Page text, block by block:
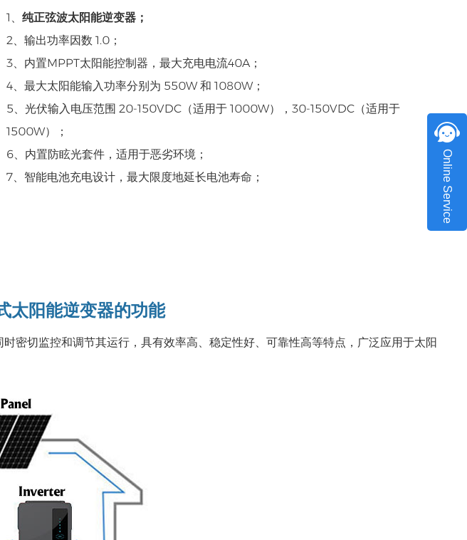
1、 纯正弦波太阳能逆变器；
2、输出功率因数 1.0；
3、内置MPPT太阳能控制器，最大充电电流40A；
4、最大太阳能输入功率分别为 550W 和 1080W；
5、光伏输入电压范围 20-150VDC（适用于 1000W），30-150VDC（适用于
1500W）；
6、内置防眩光套件，适用于恶劣环境；
7、智能电池充电设计，最大限度地延长电池寿命；
太阳能逆变器的功能
密切监控和调节其运行，具有效率高、稳定性好、可靠性高等特点，广泛应用于太阳
Online Service